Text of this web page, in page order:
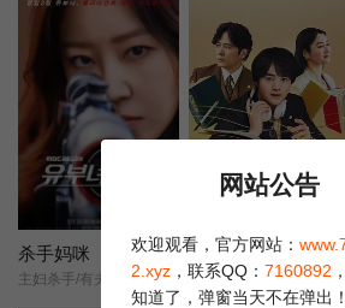
间，关系悄然发生变化，一段迟来的成年人
杀手妈咪
主妇杀手/有夫之妇杀手/Married Woman Killer/A Bona Fide Killer/
律政节拍：逆转法庭
铃鹿央士/稻垣吾郎/小雪/前原瑞树/夏生大湖/伊藤万理华/田中哲司/
网站公告
欢迎观看，官方网站：
2.xyz ，联系QQ： 7160892
知道了，弹窗当天不在弹出！